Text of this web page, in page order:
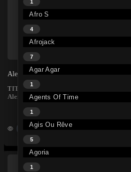
1
Afro S
4
Afrojack
7
Agar Agar
1
Agents Of Time
1
Agis Ou Rêve
5
Agoria
1
TITRE
• il y a 4 ans
Alex Montembault
464